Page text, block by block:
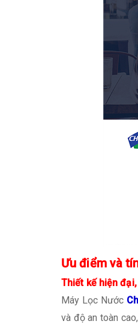
Ưu điểm và
Thiết kế hiện
Máy Lọc Nước
và độ an toàn